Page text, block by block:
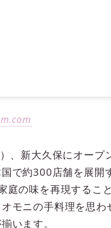
、新大久保にオープ
で約300店舗を展開
庭の味を再現するこ
モニの手料理を思わ
います。